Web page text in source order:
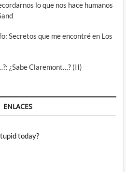
lo que nos hace humanos
Secretos que me encontré en Los
¿Sabe Claremont…? (II)
ENLACES
today?